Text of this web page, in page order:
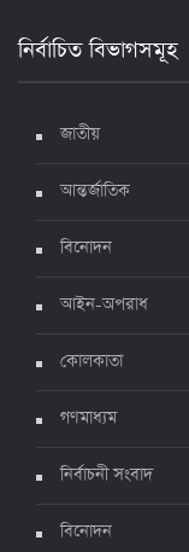
নির্বাচিত বিভাগসমূহ
জাতীয়
আন্তর্জাতিক
বিনোদন
আইন-অপরাধ
কোলকাতা
গণমাধ্যম
নির্বাচনী সংবাদ
বিনোদন